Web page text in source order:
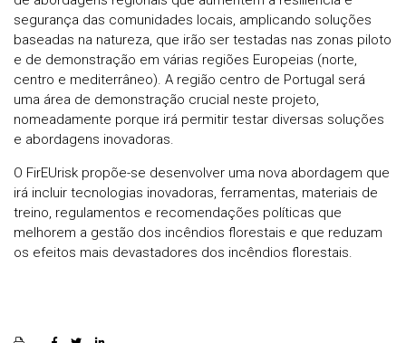
segurança das comunidades locais, amplicando soluções
baseadas na natureza, que irão ser testadas nas zonas piloto
e de demonstração em várias regiões Europeias (norte,
centro e mediterrâneo). A região centro de Portugal será
uma área de demonstração crucial neste projeto,
nomeadamente porque irá permitir testar diversas soluções
e abordagens inovadoras.
O FirEUrisk propõe-se desenvolver uma nova abordagem que
irá incluir tecnologias inovadoras, ferramentas, materiais de
treino, regulamentos e recomendações políticas que
melhorem a gestão dos incêndios florestais e que reduzam
os efeitos mais devastadores dos incêndios florestais.